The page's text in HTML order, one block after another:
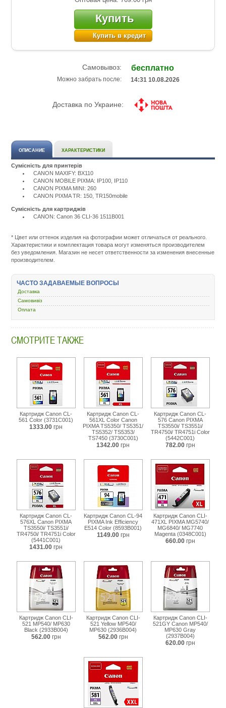
Купить
Купить в кредит
Самовывоз: бесплатно
Можно забрать после: 14:31 10.08.2026
Доставка по Украине:
ОПИСАНИЕ ХАРАКТЕРИСТИКИ
Сумісність для принтерів
CANON MAXIFY: BX110
CANON MOBILE PIXMA: IP100, IP110
CANON PIXMA MINI: 260
CANON PIXMA TR: 150, TR150mobile
Сумісність для картриджів
CANON: Canon 36 CLI-36 1511B001
rashodnye-
materialy/5258-
kartridzh-
color-
260-
* Цвет или оттенок изделия на фотографии может отличаться от реального.
Характеристики и комплектация товара могут изменяться производителем
без уведомления. Магазин не несет ответственности за изменения внесенные
производителем.
ЧАСТО ЗАДАВАЕМЫЕ ВОПРОСЫ
Доставка
Самовивіз
Оплата
СМОТРИТЕ ТАКЖЕ
Картридж Canon CL-
561 Color (3731C001)
1333.00 грн
Картридж Canon CL-
561XL Color Canon
PIXMA TS5350/ TS5351/
TS5352/ TS5353/
TS7450 (3730C001)
1342.00 грн
Картридж Canon CL-
576 Canon PIXMA
TS3550i/ TS3551i/
TR4750i/ TR4751i Color
(5442C001)
782.00 грн
Картридж Canon CL-
576XL Canon PIXMA
TS3550i/ TS3551i/
TR4750i/ TR4751i Color
(5441C001)
1431.00 грн
Картридж Canon CL-94
PIXMA Ink Efficiency
E514 Color (8593B001)
1149.00 грн
Картридж Canon CLI-
471XL PIXMA MG5740/
MG6840/ MG7740
Magenta (0348C001)
660.00 грн
Картридж Canon CLI-
521 MP540/ MP630
Black (2933B004)
562.00 грн
Картридж Canon CLI-
521 Yellow MP540/
MP630 (2936B004)
562.00 грн
Картридж Canon CLI-
521GY Canon MP540/
MP630 Gray
(2937B004)
620.00 грн